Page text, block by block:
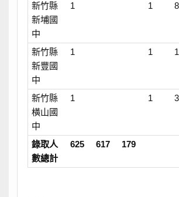
新竹縣
新埔國
中
1 1
新竹縣
新豐國
中
1 1
新竹縣
橫山國
中
1 1
錄取人
數總計
625 617 179